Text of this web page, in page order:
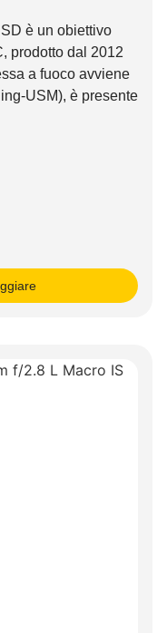
è un obiettivo
prodotto dal 2012
a fuoco avviene
USM), è presente